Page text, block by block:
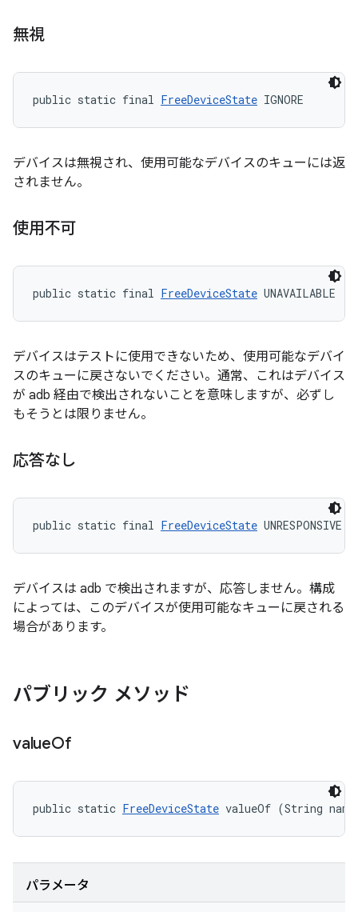
無視
public static final FreeDeviceState IGNORE
デバイスは無視され、使用可能なデバイスのキューには返
されません。
使用不可
public static final FreeDeviceState UNAVAILABLE
デバイスはテストに使用できないため、使用可能なデバイ
スのキューに戻さないでください。通常、これはデバイス
が adb 経由で検出されないことを意味しますが、必ずし
もそうとは限りません。
応答なし
public static final FreeDeviceState UNRESPONSIVE
デバイスは adb で検出されますが、応答しません。構成
によっては、このデバイスが使用可能なキューに戻される
場合があります。
パブリック メソッド
valueOf
public static FreeDeviceState valueOf (String
パラメータ